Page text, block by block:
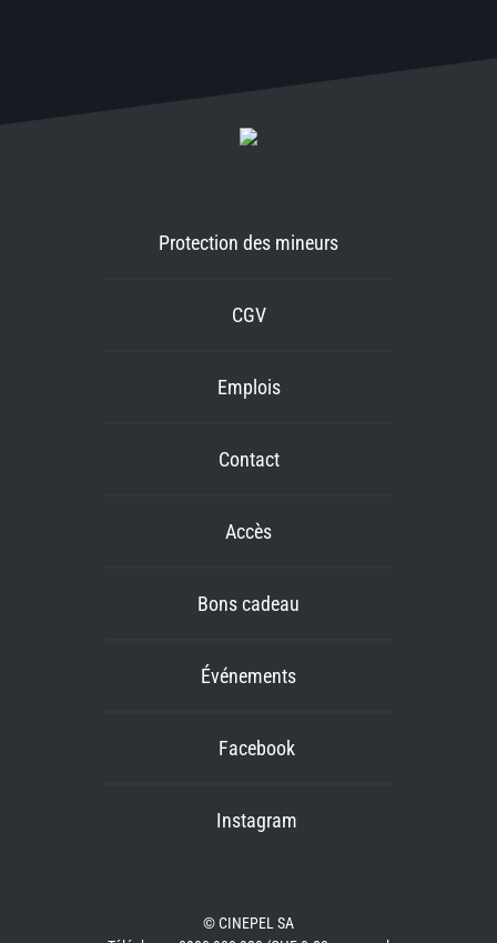
Protection des mineurs
CGV
Emplois
Contact
Accès
Bons cadeau
Événements
Facebook
Instagram
© CINEPEL SA